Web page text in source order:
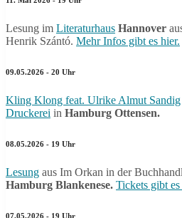
Lesung im Literaturhaus Hannover
Henrik Szántó. Mehr Infos gibt es hier.
09.05.2026 - 20 Uhr
Kling Klong feat. Ulrike Almut Sandig
Druckerei in Hamburg Ottensen.
08.05.2026 - 19 Uhr
Lesung aus Im Orkan in der
Hamburg Blankenese. Tickets gibt es
07.05.2026 - 19 Uhr